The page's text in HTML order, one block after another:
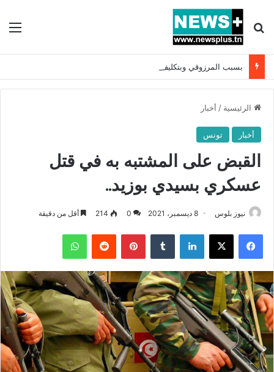
بحث عن
الرئيسية / أخبار
أخبار تونس
القبض على المشتبه به في قتل
عسكري بسيدي بوزيد..
نيوز بلوس 8 ديسمبر، 2021 0
214 أقل من دقيقة
فيسبوك X لينكدإن بينتيريست واتساب